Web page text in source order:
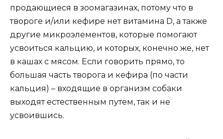
продающиеся в зоомагазинах, потому что в
твороге и/или кефире нет витамина D, а также
другие микроэлементов, которые помогают
усвоиться кальцию, и которых, конечно же, нет
в кашах с мясом. Если говорить прямо, то
большая часть творога и кефира (по части
кальция) – входящие в организм собаки
выходят естественным путем, так и не
усвоившись.